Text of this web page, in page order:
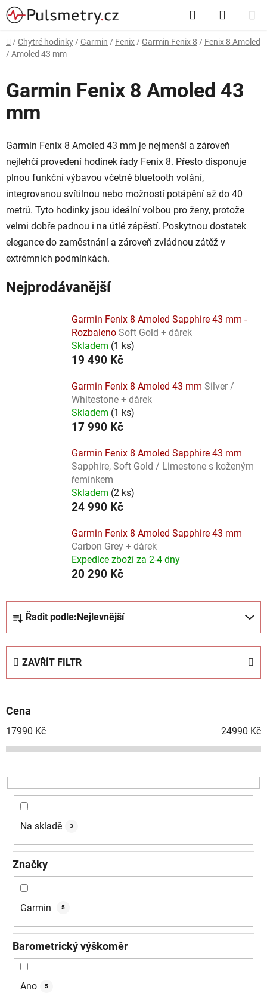
Přejít
na
obsah
Hledat
KOŠÍK
Domů
/ Chytré hodinky / Garmin / Fenix / Garmin Fenix 8 / Fenix 8 Amoled
/ Amoled 43 mm
Garmin Fenix 8 Amoled 43
mm
Garmin Fenix 8 Amoled 43 mm je nejmenší a zároveň
nejlehčí provedení hodinek řady Fenix 8. Přesto disponuje
plnou funkční výbavou včetně bluetooth volání,
integrovanou svítilnou nebo možností potápění až do 40
metrů. Tyto hodinky jsou ideální volbou pro ženy, protože
velmi dobře padnou i na útlé zápěstí. Poskytnou dostatek
elegance do zaměstnání a zároveň zvládnou zátěž v
extrémních podmínkách.
Nejprodávanější
Garmin Fenix 8 Amoled Sapphire 43 mm -
Rozbaleno Soft Gold + dárek
Skladem (1 ks)
19 490 Kč
Garmin Fenix 8 Amoled 43 mm Silver /
Whitestone + dárek
Skladem (1 ks)
17 990 Kč
Garmin Fenix 8 Amoled Sapphire 43 mm
Sapphire, Soft Gold / Limestone s koženým
řemínkem
Skladem (2 ks)
24 990 Kč
Garmin Fenix 8 Amoled Sapphire 43 mm
Carbon Grey + dárek
Expedice zboží za 2-4 dny
20 290 Kč
r
o
d
k
Řadit podle:Nejlevnější
ZAVŘÍT FILTR
Cena
17990 Kč 24990 Kč
Na skladě 3
Značky
Garmin 5
Barometrický výškoměr
Ano 5